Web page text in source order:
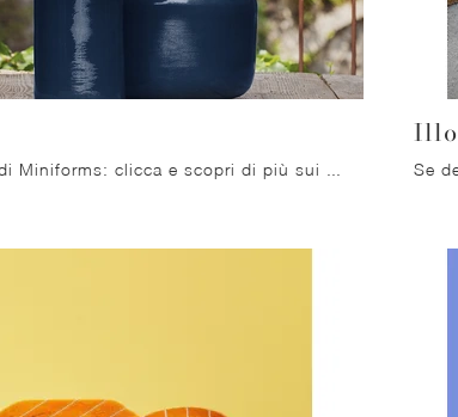
Illo